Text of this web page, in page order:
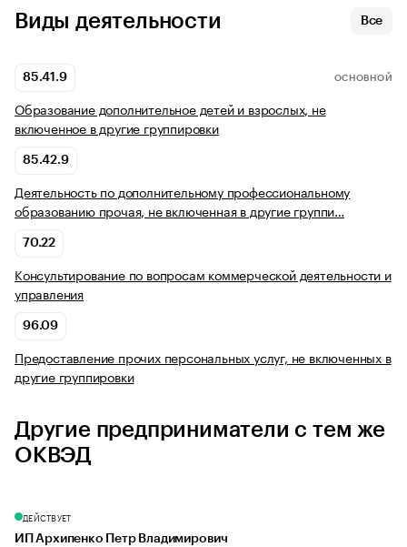
Виды деятельности Все
85.41.9 ОСНОВНОЙ
Образование дополнительное детей и взрослых, не
включенное в другие группировки
85.42.9
Деятельность по дополнительному профессиональному
образованию прочая, не включенная в другие группи…
70.22
Консультирование по вопросам коммерческой деятельности и
управления
96.09
Предоставление прочих персональных услуг, не включенных в
другие группировки
Другие предприниматели с тем же
ОКВЭД
ДЕЙСТВУЕТ
ИП Архипенко Петр Владимирович